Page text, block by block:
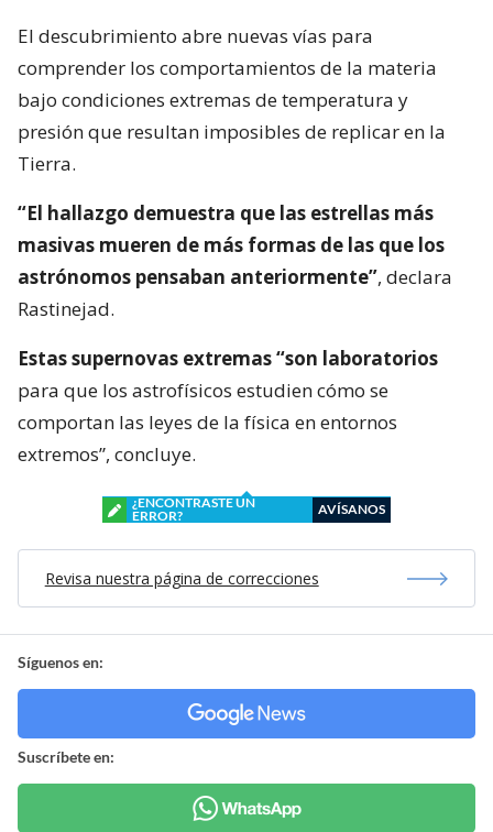
El descubrimiento abre nuevas vías para
comprender los comportamientos de la materia
bajo condiciones extremas de temperatura y
presión que resultan imposibles de replicar en la
Tierra.
“El hallazgo demuestra que las estrellas más
masivas mueren de más formas de las que los
astrónomos pensaban anteriormente”, declara
Rastinejad.
Estas supernovas extremas “son laboratorios
para que los astrofísicos estudien cómo se
comportan las leyes de la física en entornos
extremos”, concluye.
¿ENCONTRASTE UN
ERROR?
AVÍSANOS
Revisa nuestra página de correcciones
Síguenos en:
Suscríbete en: